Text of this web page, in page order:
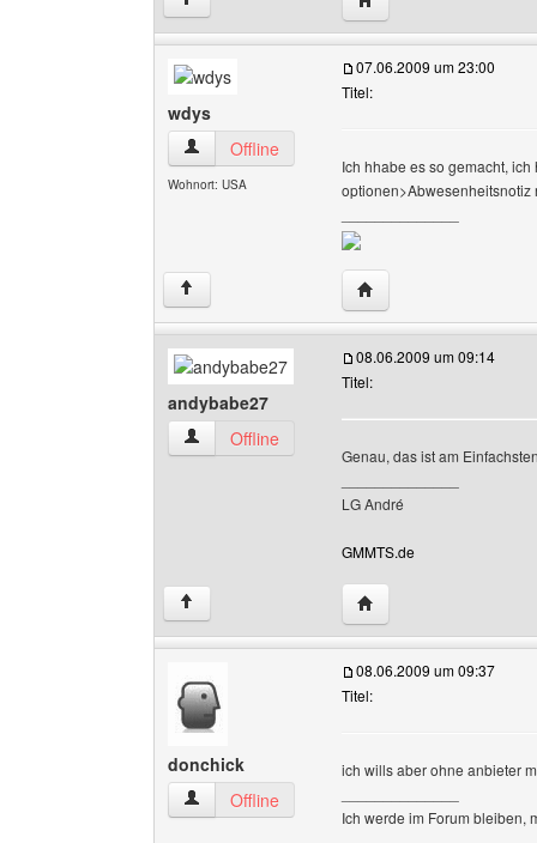
wdys
wdys Benutzer-Profile anzeigen
Offline
Wohnort: USA
07.06.2009 um 23:00
Titel:
Ich hhabe es so gemacht,
↑ Website dieses
andybabe27
andybabe27 Benutzer-Profile anzeigen
Offline
08.06.2009 um 09:14
Titel:
Genau, das ist am
LG André
GMMTS.de
↑ Website dieses
donchick
donchick Benutzer-Profile anzeigen
Offline
08.06.2009 um 09:37
Titel:
ich wills aber ohne anbieter
Ich werde im Forum bleiben,